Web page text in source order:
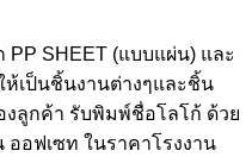
PP SHEET (แบบแผ่น) และ
ห้เป็นชิ้นงานต่างๆและชิ้น
ลูกค้า รับพิมพ์ชื่อโลโก้ ด้วย
อฟเซท ในราคาโรงงาน